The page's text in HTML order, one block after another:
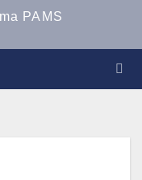
PAMS